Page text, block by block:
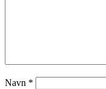
Navn *